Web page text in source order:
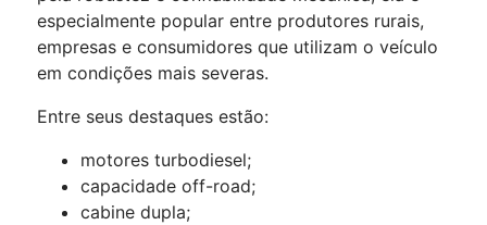
especialmente popular entre produtores rurais,
empresas e consumidores que utilizam o veículo
em condições mais severas.
Entre seus destaques estão:
motores turbodiesel;
capacidade off-road;
cabine dupla;